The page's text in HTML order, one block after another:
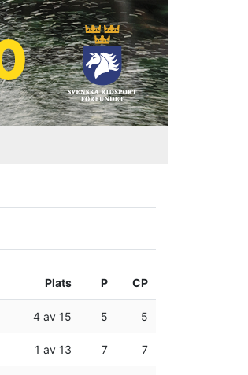
Plats P CP
4 av 15 5 5
1 av 13 7 7